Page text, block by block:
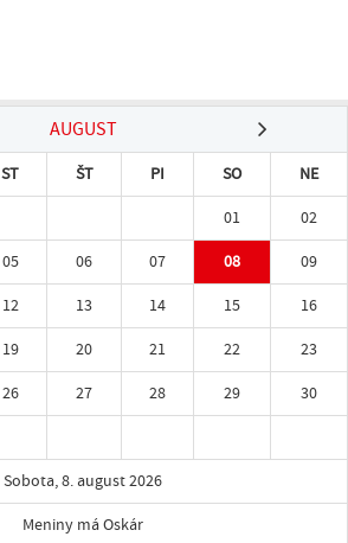
AUGUST
ST ŠT PI SO
NE
01
02
05 06 07 08
09
12 13 14 15
16
19 20 21 22
23
26 27 28 29
30
Sobota, 8. august 2026
Meniny má Oskár